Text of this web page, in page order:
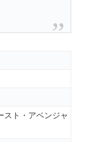
スト・アベンジャ